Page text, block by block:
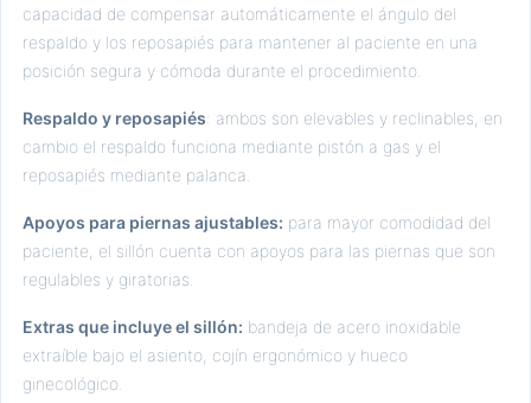
capacidad de compensar automáticamente el ángulo del
respaldo y los reposapiés para mantener al paciente en una
posición segura y cómoda durante el procedimiento.
Respaldo y reposapiés: ambos son elevables y reclinables, en
cambio el respaldo funciona mediante pistón a gas y el
reposapiés mediante palanca.
Apoyos para piernas ajustables: para mayor comodidad del
paciente, el sillón cuenta con apoyos para las piernas que son
regulables y giratorias.
Extras que incluye el sillón: bandeja de acero inoxidable
extraíble bajo el asiento, cojín ergonómico y hueco
ginecológico.